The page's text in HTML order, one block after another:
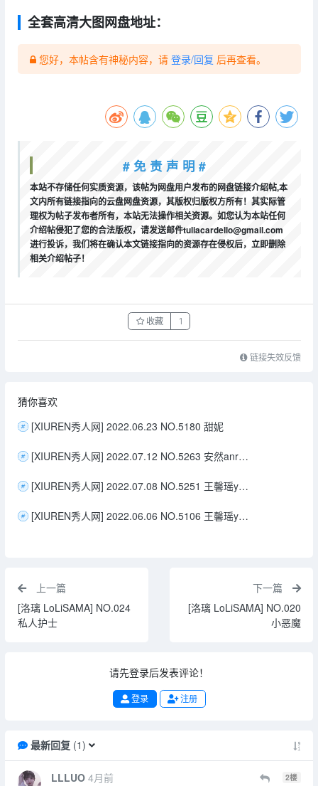
全套高清大图网盘地址：
您好，本帖含有神秘内容，请 登录/回复 后再查看。
# 免 责 声 明 #
本站不存储任何实质资源，该帖为网盘用户发布的网盘链接介绍帖,本
文内所有链接指向的云盘网盘资源，其版权归版权方所有！其实际管
理权为帖子发布者所有，本站无法操作相关资源。如您认为本站任何
介绍帖侵犯了您的合法版权，请发送邮件tuliacardello@gmail.com
进行投诉，我们将在确认本文链接指向的资源存在侵权后，立即删除
相关介绍帖子！
收藏 1
链接失效反馈
猜你喜欢
[XIUREN秀人网] 2022.06.23 NO.5180 甜妮
[XIUREN秀人网] 2022.07.12 NO.5263 安然anran
[XIUREN秀人网] 2022.07.08 NO.5251 王馨瑶yanni
[XIUREN秀人网] 2022.06.06 NO.5106 王馨瑶yanni
上一篇
[洛璃 LoLiSAMA] NO.024
私人护士
下一篇
[洛璃 LoLiSAMA] NO.020
小恶魔
请先登录后发表评论！
登录 注册
最新回复(1)
LLLUO 4月前 2楼